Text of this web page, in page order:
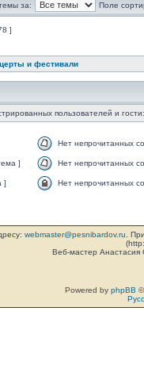
за: Поле
]
и фестивали
пользователей и
Нет непрочитанных
] Нет непрочитанных
] Нет непрочитанных
webmaster@pesnibardov.ru .
Веб-мастер
Powered by phpBB